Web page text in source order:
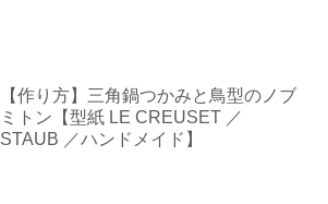
【作り方】三角鍋つかみと鳥型のノブ
ミトン【型紙 LE CREUSET ／
STAUB ／ハンドメイド】